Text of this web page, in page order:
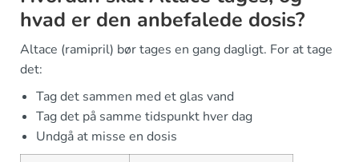
hvad er den anbefalede dosis?
Altace (ramipril) bør tages en gang dagligt. For at tage
det:
Tag det sammen med et glas vand
Tag det på samme tidspunkt hver dag
Undgå at misse en dosis